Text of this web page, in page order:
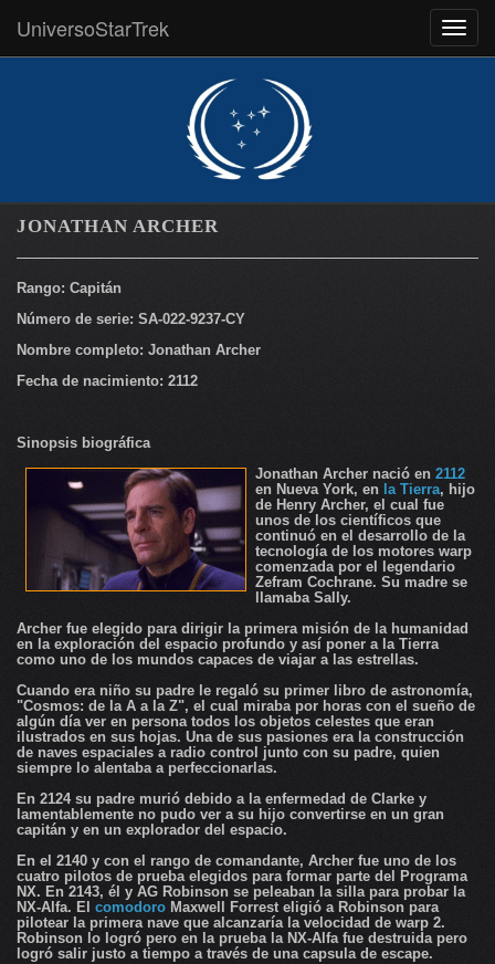
UniversoStarTrek
JONATHAN ARCHER
Rango: Capitán
Número de serie: SA-022-9237-CY
Nombre completo: Jonathan Archer
Fecha de nacimiento: 2112
Sinopsis biográfica
Jonathan Archer nació en 2112
en Nueva York, en la Tierra, hijo
de Henry Archer, el cual fue
unos de los científicos que
continuó en el desarrollo de la
tecnología de los motores warp
comenzada por el legendario
Zefram Cochrane. Su madre se
llamaba Sally.
Archer fue elegido para dirigir la primera misión de la humanidad
en la exploración del espacio profundo y así poner a la Tierra
como uno de los mundos capaces de viajar a las estrellas.
Cuando era niño su padre le regaló su primer libro de astronomía,
"Cosmos: de la A a la Z", el cual miraba por horas con el sueño de
algún día ver en persona todos los objetos celestes que eran
ilustrados en sus hojas. Una de sus pasiones era la construcción
de naves espaciales a radio control junto con su padre, quien
siempre lo alentaba a perfeccionarlas.
En 2124 su padre murió debido a la enfermedad de Clarke y
lamentablemente no pudo ver a su hijo convertirse en un gran
capitán y en un explorador del espacio.
En el 2140 y con el rango de comandante, Archer fue uno de los
cuatro pilotos de prueba elegidos para formar parte del Programa
NX. En 2143, él y AG Robinson se peleaban la silla para probar la
NX-Alfa. El comodoro Maxwell Forrest eligió a Robinson para
pilotear la primera nave que alcanzaría la velocidad de warp 2.
Robinson lo logró pero en la prueba la NX-Alfa fue destruida pero
logró salir justo a tiempo a través de una capsula de escape.